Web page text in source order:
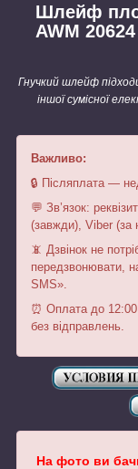
Шлейф
AWM
Гнучкий шлейф
іншої сумісної
Важливо:
🔒 Післяплата —
💬 Зв’язок:
(завжди), Viber (за
📵 Дзвінок не
передзвонювати,
SMS».
⏰ Оплата до
без відправлень.
На фото ви